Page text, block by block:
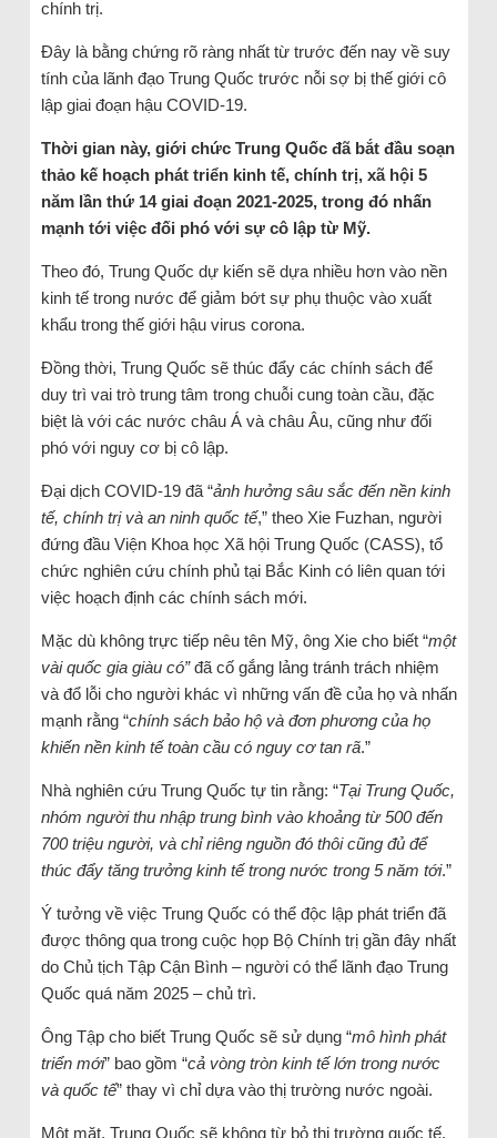
chính trị.
Đây là bằng chứng rõ ràng nhất từ trước đến nay về suy
tính của lãnh đạo Trung Quốc trước nỗi sợ bị thế giới cô
lập giai đoạn hậu COVID-19.
Thời gian này, giới chức Trung Quốc đã bắt đầu soạn
thảo kế hoạch phát triển kinh tế, chính trị, xã hội 5
năm lần thứ 14 giai đoạn 2021-2025, trong đó nhấn
mạnh tới việc đối phó với sự cô lập từ Mỹ.
Theo đó, Trung Quốc dự kiến sẽ dựa nhiều hơn vào nền
kinh tế trong nước để giảm bớt sự phụ thuộc vào xuất
khẩu trong thế giới hậu virus corona.
Đồng thời, Trung Quốc sẽ thúc đẩy các chính sách để
duy trì vai trò trung tâm trong chuỗi cung toàn cầu, đặc
biệt là với các nước châu Á và châu Âu, cũng như đối
phó với nguy cơ bị cô lập.
Đại dịch COVID-19 đã “ảnh hưởng sâu sắc đến nền kinh
tế, chính trị và an ninh quốc tế,” theo Xie Fuzhan, người
đứng đầu Viện Khoa học Xã hội Trung Quốc (CASS), tổ
chức nghiên cứu chính phủ tại Bắc Kinh có liên quan tới
việc hoạch định các chính sách mới.
Mặc dù không trực tiếp nêu tên Mỹ, ông Xie cho biết “một
vài quốc gia giàu có”đã cố gắng lảng tránh trách nhiệm
và đổ lỗi cho người khác vì những vấn đề của họ và nhấn
mạnh rằng “chính sách bảo hộ và đơn phương của họ
khiến nền kinh tế toàn cầu có nguy cơ tan rã.”
Nhà nghiên cứu Trung Quốc tự tin rằng: “Tại Trung Quốc,
nhóm người thu nhập trung bình vào khoảng từ 500 đến
700 triệu người, và chỉ riêng nguồn đó thôi cũng đủ để
thúc đẩy tăng trưởng kinh tế trong nước trong 5 năm tới.”
Ý tưởng về việc Trung Quốc có thể độc lập phát triển đã
được thông qua trong cuộc họp Bộ Chính trị gần đây nhất
do Chủ tịch Tập Cận Bình – người có thể lãnh đạo Trung
Quốc quá năm 2025 – chủ trì.
Ông Tập cho biết Trung Quốc sẽ sử dụng “mô hình phát
triển mới” bao gồm “cả vòng tròn kinh tế lớn trong nước
và quốc tế” thay vì chỉ dựa vào thị trường nước ngoài.
Một mặt, Trung Quốc sẽ không từ bỏ thị trường quốc tế,